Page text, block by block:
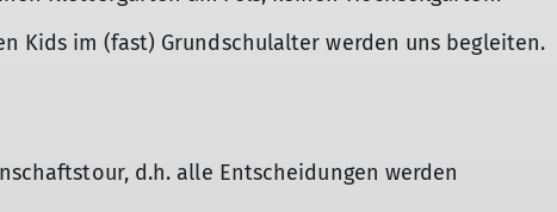
Kids im (fast) Grundschulalter werden uns begleiten.
d.h. alle Entscheidungen werden